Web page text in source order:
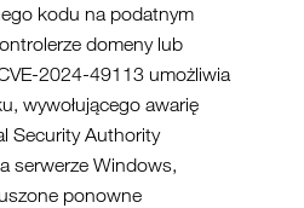
kodu na podatnym
domeny lub
2024-49113 umożliwia
wywołującego awarię
Security Authority
serwerze Windows,
ponowne